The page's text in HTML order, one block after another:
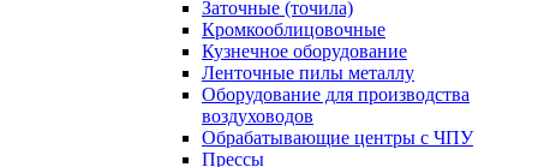
Заточные (точила)
Кромкооблицовочные
Кузнечное оборудование
Ленточные пилы металлу
Оборудование для производства
воздуховодов
Обрабатывающие центры с ЧПУ
Прессы